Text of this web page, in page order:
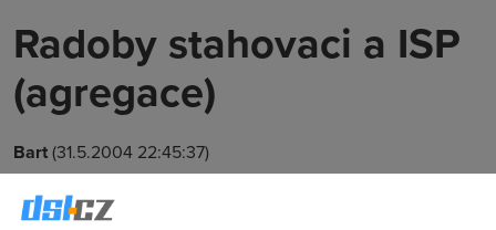
Radoby stahovaci a ISP
(agregace)
Bart(31.5.2004 22:45:37)
Juknete na tento clanek, myslim ze je tristni jak to funguje v
CR (ADSL) http://www.zive.cz/h/Uzivatel/Ar.asp?